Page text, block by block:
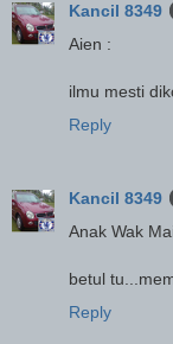
Kancil 8349
Aien :
ilmu mesti
Reply
Kancil 8349
Anak Wak
betul
Reply